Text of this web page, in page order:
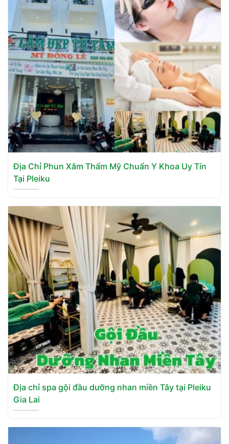
Địa Chỉ Phun Xăm Thẩm Mỹ Chuẩn Y Khoa Uy Tín
Tại Pleiku
Địa chỉ spa gội đầu dưỡng nhan miền Tây tại Pleiku
Gia Lai